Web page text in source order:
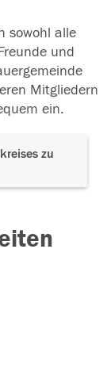
sowohl alle
und
Mitgliedern
ein.
zu